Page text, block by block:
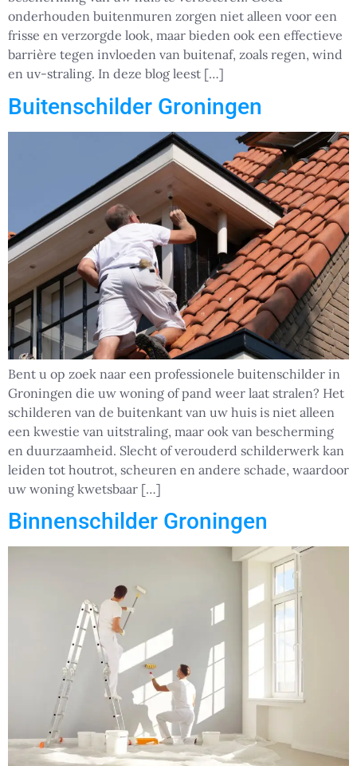
onderhouden buitenmuren zorgen niet alleen voor een
frisse en verzorgde look, maar bieden ook een effectieve
barrière tegen invloeden van buitenaf, zoals regen, wind
en uv-straling. In deze blog leest […]
Buitenschilder Groningen
Bent u op zoek naar een professionele buitenschilder in
Groningen die uw woning of pand weer laat stralen? Het
schilderen van de buitenkant van uw huis is niet alleen
een kwestie van uitstraling, maar ook van bescherming
en duurzaamheid. Slecht of verouderd schilderwerk kan
leiden tot houtrot, scheuren en andere schade, waardoor
uw woning kwetsbaar […]
Binnenschilder Groningen